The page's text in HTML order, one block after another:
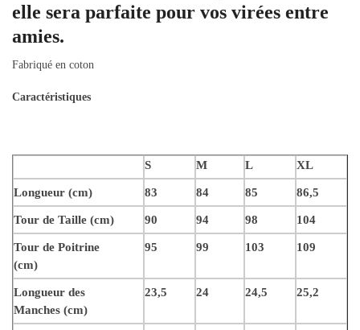
elle sera parfaite pour vos virées entre
amies.
Fabriqué en coton
Caractéristiques
S M L XL
Longueur (cm) 83 84 85 86,5
Tour de Taille (cm) 90 94 98 104
Tour de Poitrine
(cm)
95 99 103 109
Longueur des
Manches (cm)
23,5 24 24,5 25,2